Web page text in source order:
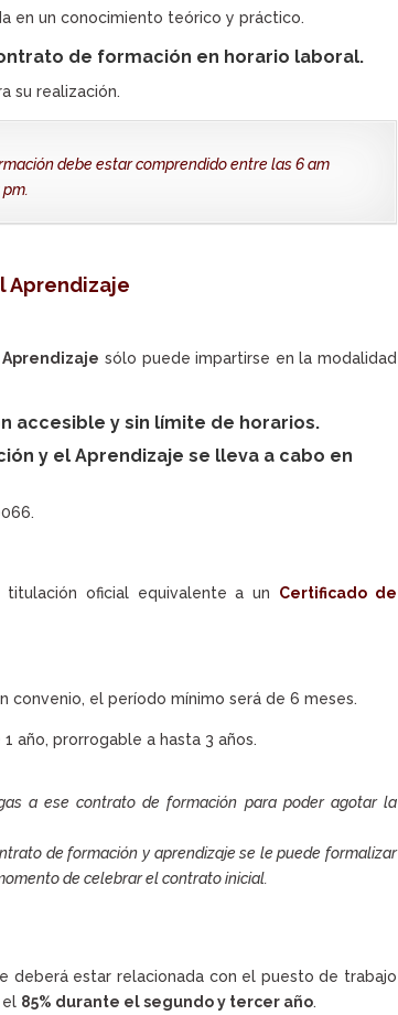
en un conocimiento teórico y práctico.
de formación en horario laboral.
su realización.
debe estar comprendido entre las 6 am
Aprendizaje
sólo puede impartirse en la modalidad
accesible y sin límite de horarios.
y el Aprendizaje se lleva a cabo en
oficial equivalente a un Certificado de
convenio, el período mínimo será de 6 meses.
año, prorrogable a hasta 3 años.
a ese contrato de formación para poder agotar la
de formación y aprendizaje se le puede formalizar
de celebrar el contrato inicial.
deberá estar relacionada con el puesto de trabajo
85% durante el segundo y tercer año.